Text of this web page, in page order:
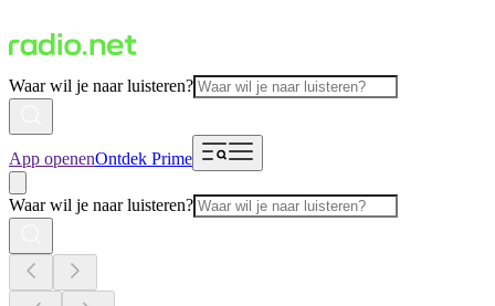
Waar wil je naar luisteren?
App openenOntdek Prime
Waar wil je naar luisteren?